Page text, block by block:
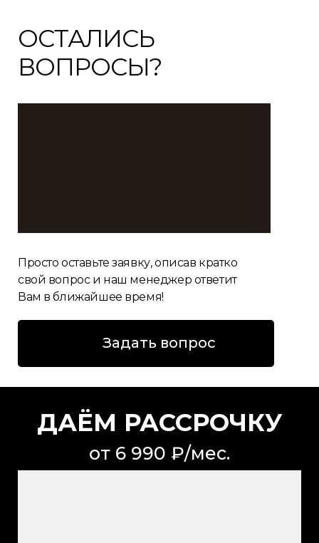
Задать вопрос
Просто оставьте заявку, описав кратко
свой вопрос и наш менеджер ответит
Вам в ближайшее время!
ОСТАЛИСЬ
ВОПРОСЫ?
ДАЁМ РАССРОЧКУ
от 6 990 ₽/мес.